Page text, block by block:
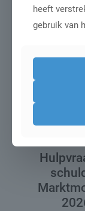
2023.
heeft
gebruik van